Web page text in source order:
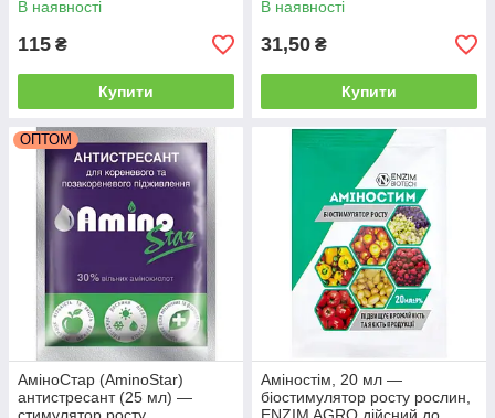
В наявності
115 ₴
Купити
В наявності
31,50 ₴
Купити
ОПТОМ
АміноСтар (AminoStar)
антистресант (25 мл) —
Аміностім, 20 мл —
біостимулятор росту рослин,